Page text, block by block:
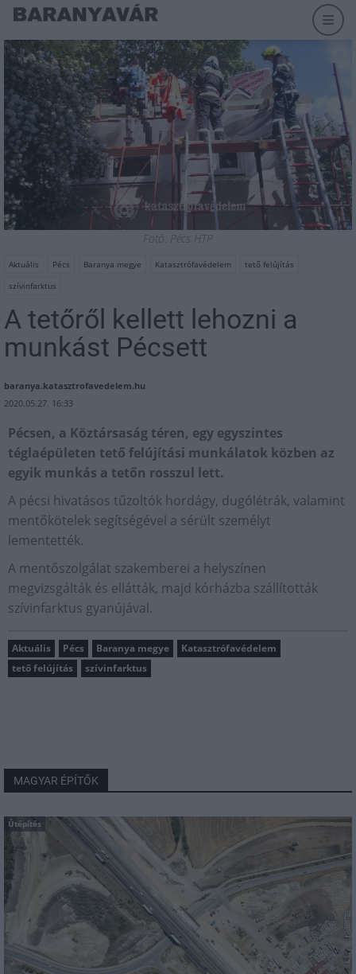
Fotó: Pécs HTP
Aktuális Pécs Baranya megye Katasztrófavédelem
tető felújítás
szívinfarktus
A tetőről kellett lehozni a
munkást Pécsett
baranya.katasztrofavedelem.hu
2020.05.27. 16:33
Pécsen, a Köztársaság téren, egy egyszintes
téglaépületen tető felújítási munkálatok közben az
egyik munkás a tetőn rosszul lett.
A pécsi hivatásos tűzoltók hordágy, dugólétrák, valamint
mentőkötelek segítségével a sérült személyt
lementették.
A mentőszolgálat szakemberei a helyszínen
megvizsgálták és ellátták, majd kórházba szállították
szívinfarktus gyanújával.
Aktuális Pécs Baranya megye
Katasztrófavédelem
tető felújítás
szívinfarktus
MAGYAR ÉPÍTŐK
Útépítés